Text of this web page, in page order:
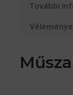
További